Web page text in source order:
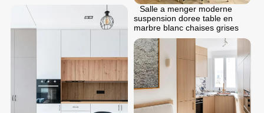
Salle a menger moderne
suspension doree table en
marbre blanc chaises grises